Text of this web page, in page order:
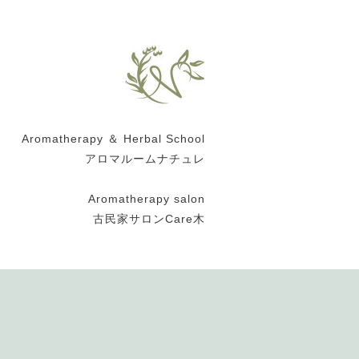
Aromatherapy ＆ Herbal School
アロマルームナチュレ
Aromatherapy salon
古民家サロンCare木